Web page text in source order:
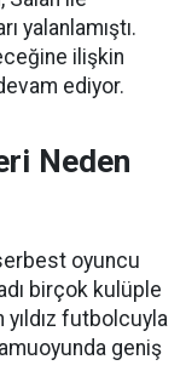
yalanlamıştı.
ilişkin
ediyor.
Neden
oyuncu
birçok kulüple
yıldız futbolcuyla
geniş